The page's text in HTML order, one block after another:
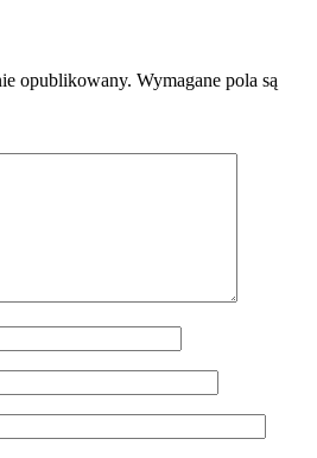
opublikowany. Wymagane pola są